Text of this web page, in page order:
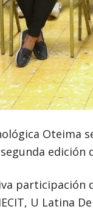
Oteima
edición
participación
U Latina